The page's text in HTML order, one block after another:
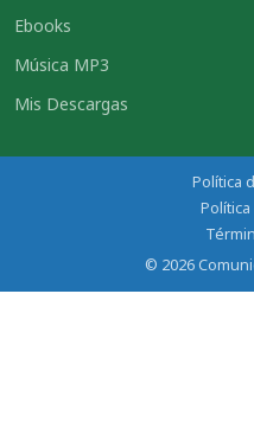
Ebooks
Música MP3
Mis Descargas
Política
© 2026